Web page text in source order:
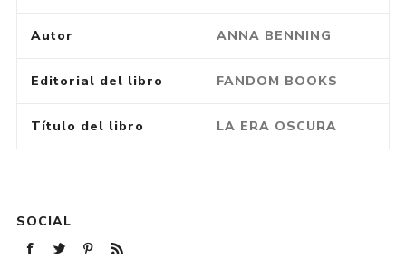
Autor ANNA BENNING
Editorial del libro FANDOM BOOKS
Título del libro LA ERA OSCURA
SOCIAL